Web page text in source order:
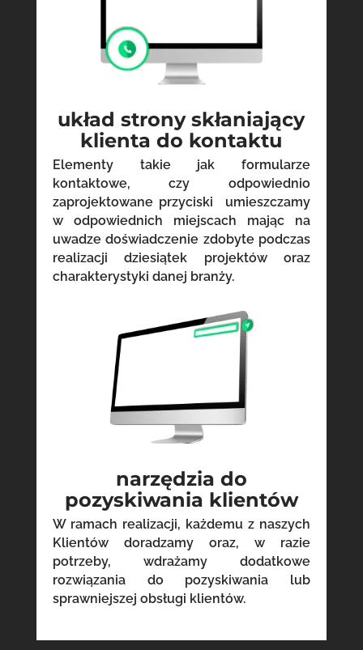
układ strony skłaniający
klienta do kontaktu
Elementy takie jak formularze
kontaktowe, czy odpowiednio
zaprojektowane przyciski umieszczamy
w odpowiednich miejscach mając na
uwadze doświadczenie zdobyte podczas
realizacji dziesiątek projektów oraz
charakterystyki danej branży.
narzędzia do
pozyskiwania klientów
W ramach realizacji, każdemu z naszych
Klientów doradzamy oraz, w razie
potrzeby, wdrażamy dodatkowe
rozwiązania do pozyskiwania lub
sprawniejszej obsługi klientów.